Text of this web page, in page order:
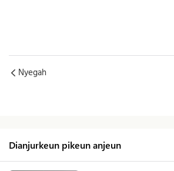
Nyegah
Dianjurkeun pikeun anjeun